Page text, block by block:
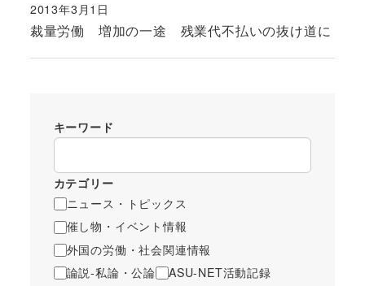
裁量労働 増加の一途 残業代不払いの抜け道に
投稿日
2013年3月1日
キーワード
カテゴリー
ニュース・トピックス
催し物・イベント情報
外国の労働・社会関連情報
論説-私論・公論
ASU-NET活動記録